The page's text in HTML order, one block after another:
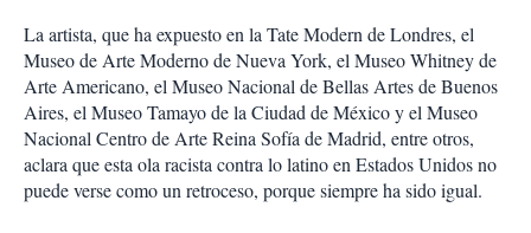
La artista, que ha expuesto en la Tate Modern de Londres, el
Museo de Arte Moderno de Nueva York, el Museo Whitney de
Arte Americano, el Museo Nacional de Bellas Artes de Buenos
Aires, el Museo Tamayo de la Ciudad de México y el Museo
Nacional Centro de Arte Reina Sofía de Madrid, entre otros,
aclara que esta ola racista contra lo latino en Estados Unidos no
puede verse como un retroceso, porque siempre ha sido igual.